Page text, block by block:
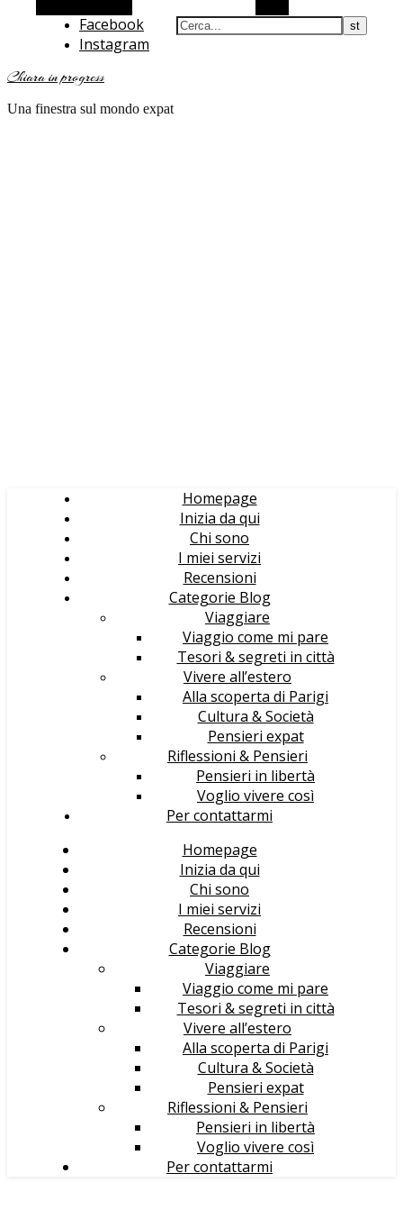
Facebook
Instagram
Chiara in progress
Una finestra sul mondo expat
Homepage
Inizia da qui
Chi sono
I miei servizi
Recensioni
Categorie Blog
Viaggiare
Viaggio come mi pare
Tesori & segreti in città
Vivere all’estero
Alla scoperta di Parigi
Cultura & Società
Pensieri expat
Riflessioni & Pensieri
Pensieri in libertà
Voglio vivere così
Per contattarmi
Homepage
Inizia da qui
Chi sono
I miei servizi
Recensioni
Categorie Blog
Viaggiare
Viaggio come mi pare
Tesori & segreti in città
Vivere all’estero
Alla scoperta di Parigi
Cultura & Società
Pensieri expat
Riflessioni & Pensieri
Pensieri in libertà
Voglio vivere così
Per contattarmi